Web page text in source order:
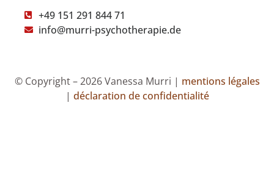
+49 151 291 844 71
info@murri-psychotherapie.de
© Copyright – 2026 Vanessa Murri | mentions légales
| déclaration de confidentialité